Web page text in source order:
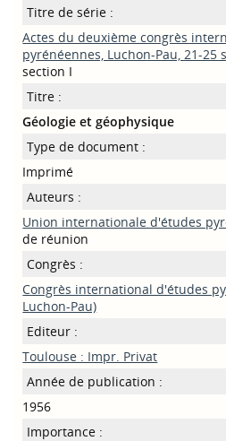
Titre de série :
Actes du deuxième congrès
pyrénéennes, Luchon-Pau, 21-25
section I
Titre :
Géologie et géophysique
Type de document :
Imprimé
Auteurs :
Union internationale d'études
de réunion
Congrès :
Congrès international d'études
Luchon-Pau)
Editeur :
Toulouse : Impr. Privat
Année de publication :
1956
Importance :